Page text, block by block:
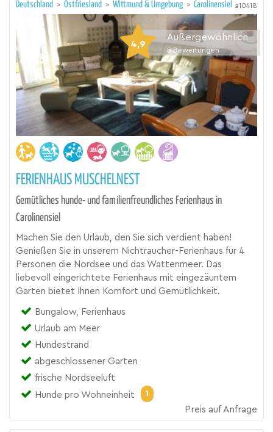
Deutschland > Ostfriesland > Wittmund & Umgebung > Carolinensiel a10418
4,9
Außergewöhnlich
5 Bewertungen
FERIENHAUS MUSCHELNEST
Gemütliches hunde- und familienfreundliches Ferienhaus in
Carolinensiel
Machen Sie den Urlaub, den Sie sich verdient haben!
Genießen Sie in unserem Nichtraucher-Ferienhaus für 4
Personen die Nordsee und das Wattenmeer. Das
liebevoll eingerichtete Ferienhaus mit eingezäuntem
Garten bietet Ihnen Komfort und Gemütlichkeit.
Bungalow, Ferienhaus
Urlaub am Meer
Hundestrand
abgeschlossener Garten
frische Nordseeluft
Hunde pro Wohneinheit
1
Preis auf Anfrage